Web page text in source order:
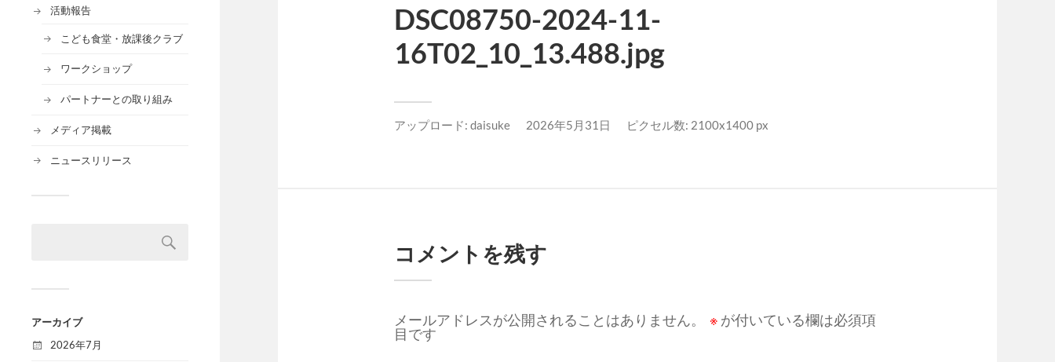
活動報告
こども食堂・放課後クラブ
ワークショップ
パートナーとの取り組み
メディア掲載
ニュースリリース
アーカイブ
2026年7月
DSC08750-2024-11-
16T02_10_13.488.jpg
アップロード: daisuke 2026年5月31日 ピクセル数: 2100x1400 px
コメントを残す
メールアドレスが公開されることはありません。 ※ が付いている欄は必須項
目です